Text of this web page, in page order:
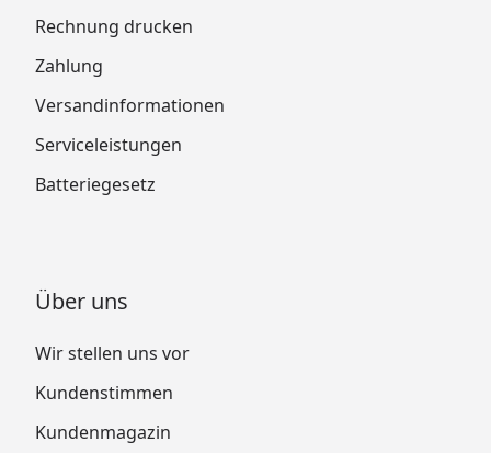
Rechnung drucken
Zahlung
Versandinformationen
Serviceleistungen
Batteriegesetz
Über uns
Wir stellen uns vor
Kundenstimmen
Kundenmagazin